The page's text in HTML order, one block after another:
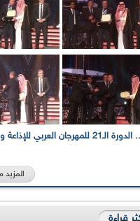
بالصور... الدورة الـ21 للمهرجان العربي
المزيد
قراءة